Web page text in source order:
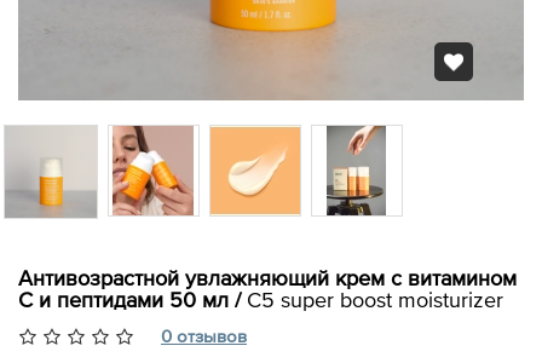
Антивозрастной увлажняющий крем c витамином
С и пептидами 50 мл /C5 super boost moisturizer
0 отзывов